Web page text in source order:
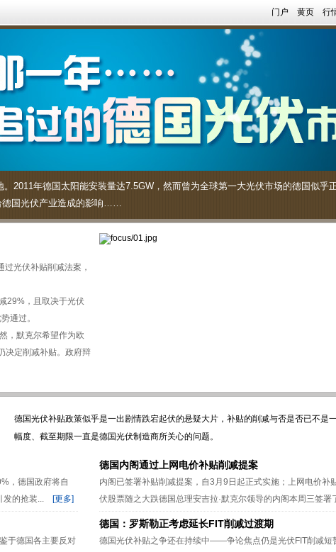
门户 黄页 行
2011年德国太阳能安装量达7.5GW，然而曾为全球第一大光伏市场的德国似乎
德国光伏产业造成的影响……
光伏补贴削减法案，
29%，且取决于光伏
通过。
，默克尔希望作为欧
决定削减补贴。政府辩
德国光伏补贴政策似乎是一出剧情跌宕起伏的悬疑大片，补贴的削减与否是否已不是
幅度、截至期限一直是德国光伏制造商所关心的问题。
，德国政府将自
发的抢装...
[更多]
德国内阁通过上网电价补贴削减提案
内阁已签署补贴削减提案，自3月9日起正式实施；上网电价补
伏股票随之大跌德国总理安吉拉·默克尔领导的内阁本周三签署
于德国各主要反对
德国：罗斯勒正考虑延长FIT削减过渡期
德国光伏补贴之争还在持续中——争论焦点仍是光伏FIT削减短